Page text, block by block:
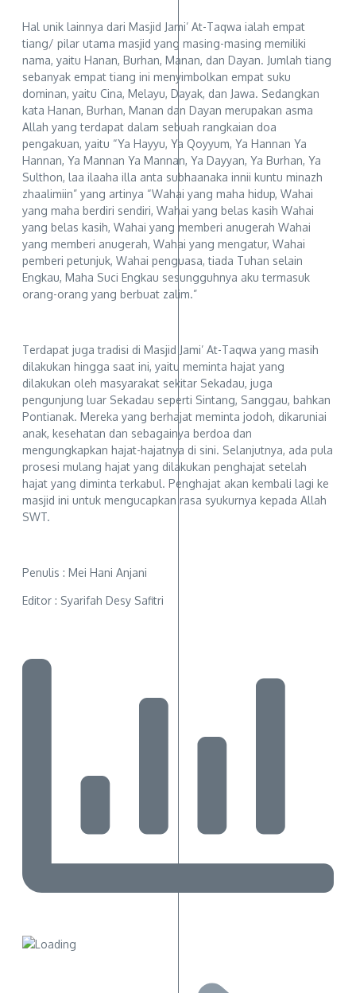
Hal unik lainnya dari Masjid Jami’ At-Taqwa ialah empat
tiang/ pilar utama masjid yang masing-masing memiliki
nama, yaitu Hanan, Burhan, Manan, dan Dayan. Jumlah tiang
sebanyak empat tiang ini menyimbolkan empat suku
dominan, yaitu Cina, Melayu, Dayak, dan Jawa. Sedangkan
kata Hanan, Burhan, Manan dan Dayan merupakan asma
Allah yang terdapat dalam sebuah rangkaian doa
pengakuan, yaitu “Ya Hayyu, Ya Qoyyum, Ya Hannan Ya
Hannan, Ya Mannan Ya Mannan, Ya Dayyan, Ya Burhan, Ya
Sulthon, laa ilaaha illa anta subhaanaka innii kuntu minazh
zhaalimiin” yang artinya “Wahai yang maha hidup, Wahai
yang maha berdiri sendiri, Wahai yang belas kasih Wahai
yang belas kasih, Wahai yang memberi anugerah Wahai
yang memberi anugerah, Wahai yang mengatur, Wahai
pemberi petunjuk, Wahai penguasa, tiada Tuhan selain
Engkau, Maha Suci Engkau sesungguhnya aku termasuk
orang-orang yang berbuat zalim.”
Terdapat juga tradisi di Masjid Jami’ At-Taqwa yang masih
dilakukan hingga saat ini, yaitu meminta hajat yang
dilakukan oleh masyarakat sekitar Sekadau, juga
pengunjung luar Sekadau seperti Sintang, Sanggau, bahkan
Pontianak. Mereka yang berhajat meminta jodoh, dikaruniai
anak, kesehatan dan sebagainya berdoa dan
mengungkapkan hajat-hajatnya di sini. Selanjutnya, ada pula
prosesi mulang hajat yang dilakukan penghajat setelah
hajat yang diminta terkabul. Penghajat akan kembali lagi ke
masjid ini untuk mengucapkan rasa syukurnya kepada Allah
SWT.
Penulis : Mei Hani Anjani
Editor : Syarifah Desy Safitri